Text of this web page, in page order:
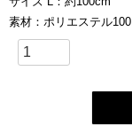
素材：ポリエステル